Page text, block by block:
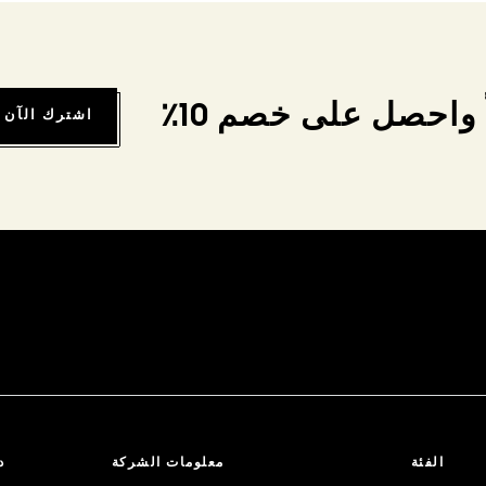
على خصم 10٪ اشترك الآن
الفئة معلومات الشركة